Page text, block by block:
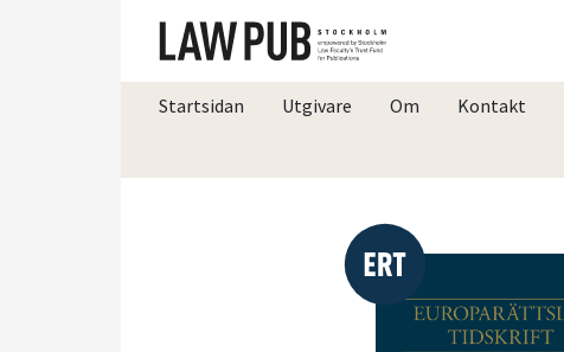
Startsidan Utgivare Om Kontakt